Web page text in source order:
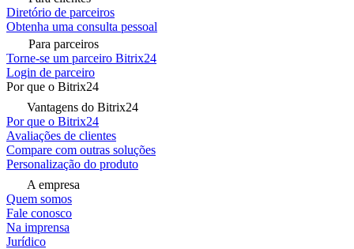
Diretório de parceiros
Obtenha uma consulta pessoal
Para parceiros
Torne-se um parceiro Bitrix24
Login de parceiro
Por que o Bitrix24
Vantagens do Bitrix24
Por que o Bitrix24
Avaliações de clientes
Compare com outras soluções
Personalização do produto
A empresa
Quem somos
Fale conosco
Na imprensa
Jurídico